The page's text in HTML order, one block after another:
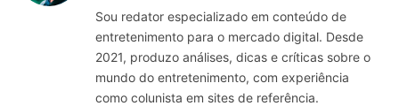
Sou redator especializado em conteúdo de
entretenimento para o mercado digital. Desde
2021, produzo análises, dicas e críticas sobre o
mundo do entretenimento, com experiência
como colunista em sites de referência.